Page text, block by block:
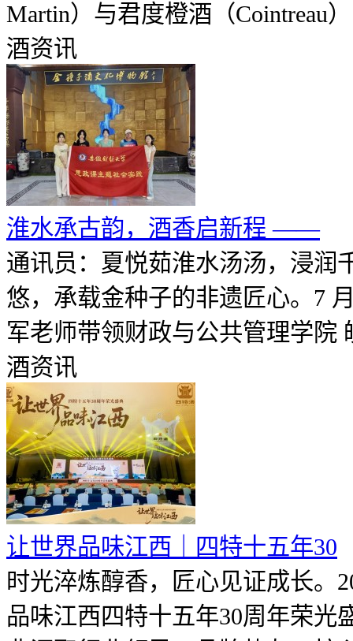
Martin）与君度橙酒（Cointreau
酒资讯
淮水承古韵，酒香启新程 ——
通讯员：夏悦茹淮水汤汤，浸润
悠，承载金种子的非遗匠心。7
军老师带领财政与公共管理学院
酒资讯
让世界品味江西｜四特十五年30
时光淬炼醇香，匠心见证成长。
品味江西四特十五年30周年荣光